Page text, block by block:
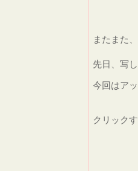
またまた
先日、写
今回はア
クリック